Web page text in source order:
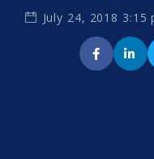
July 24, 2018 3:15